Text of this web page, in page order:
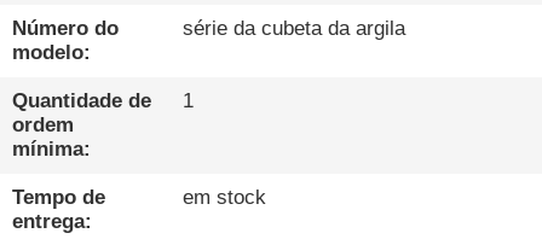
SOBRE
NÓS
DA
Número do
modelo:
série da cubeta da argila
Quantidade de
ordem
mínima:
1
Tempo de
entrega:
em stock